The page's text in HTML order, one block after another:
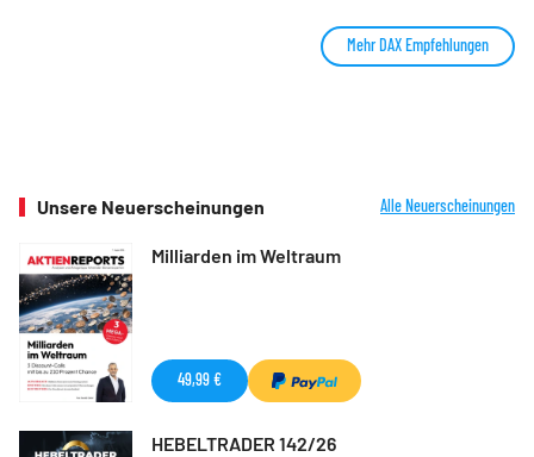
Mehr DAX Empfehlungen
Unsere Neuerscheinungen Alle Neuerscheinungen
Milliarden im Weltraum
49,99 €
HEBELTRADER 142/26